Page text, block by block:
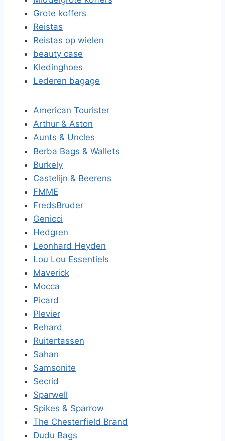
Grote koffers
Reistas
Reistas op wielen
beauty case
Kledinghoes
Lederen bagage
American Tourister
Arthur & Aston
Aunts & Uncles
Berba Bags & Wallets
Burkely
Castelijn & Beerens
FMME
FredsBruder
Genicci
Hedgren
Leonhard Heyden
Lou Lou Essentiels
Maverick
Mocca
Picard
Plevier
Rehard
Ruitertassen
Sahan
Samsonite
Secrid
Sparwell
Spikes & Sparrow
The Chesterfield Brand
Dudu Bags